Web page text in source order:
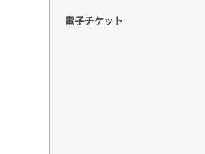
電子チケット